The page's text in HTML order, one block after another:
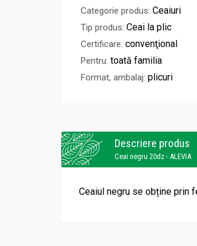
Categorie produs: Ceaiuri
Tip produs: Ceai la plic
Certificare: convenţional
Pentru: toată familia
Format, ambalaj: plicuri
Descriere produs
Ceai negru 20dz - ALEVIA
Ceaiul negru se obține prin